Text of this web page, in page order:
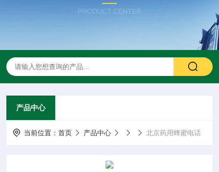
PRODUCT CENTER
产品中心
当前位置：首页 产品中心 北京药用蜂蜜电话